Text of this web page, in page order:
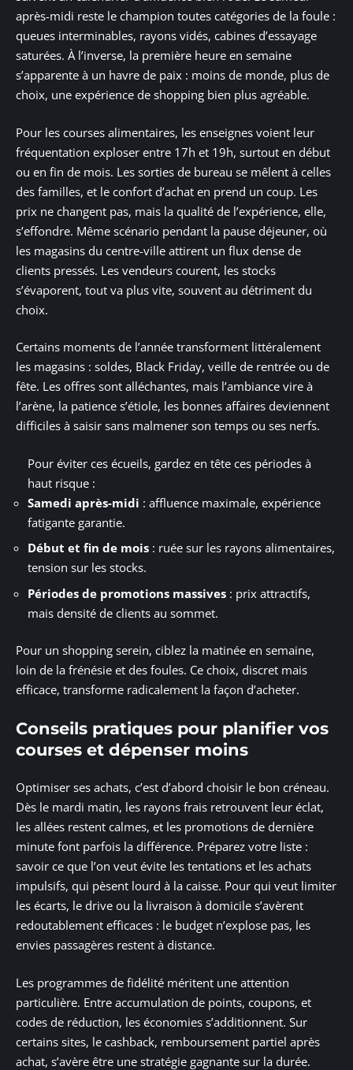
après-midi reste le champion toutes catégories de la foule :
queues interminables, rayons vidés, cabines d’essayage
saturées. À l’inverse, la première heure en semaine
s’apparente à un havre de paix : moins de monde, plus de
choix, une expérience de shopping bien plus agréable.
Pour les courses alimentaires, les enseignes voient leur
fréquentation exploser entre 17h et 19h, surtout en début
ou en fin de mois. Les sorties de bureau se mêlent à celles
des familles, et le confort d’achat en prend un coup. Les
prix ne changent pas, mais la qualité de l’expérience, elle,
s’effondre. Même scénario pendant la pause déjeuner, où
les magasins du centre-ville attirent un flux dense de
clients pressés. Les vendeurs courent, les stocks
s’évaporent, tout va plus vite, souvent au détriment du
choix.
Certains moments de l’année transforment littéralement
les magasins : soldes, Black Friday, veille de rentrée ou de
fête. Les offres sont alléchantes, mais l’ambiance vire à
l’arène, la patience s’étiole, les bonnes affaires deviennent
difficiles à saisir sans malmener son temps ou ses nerfs.
Pour éviter ces écueils, gardez en tête ces périodes à
haut risque :
Samedi après-midi : affluence maximale, expérience
fatigante garantie.
Début et fin de mois : ruée sur les rayons alimentaires,
tension sur les stocks.
Périodes de promotions massives : prix attractifs,
mais densité de clients au sommet.
Pour un shopping serein, ciblez la matinée en semaine,
loin de la frénésie et des foules. Ce choix, discret mais
efficace, transforme radicalement la façon d’acheter.
Conseils pratiques pour planifier vos
courses et dépenser moins
Optimiser ses achats, c’est d’abord choisir le bon créneau.
Dès le mardi matin, les rayons frais retrouvent leur éclat,
les allées restent calmes, et les promotions de dernière
minute font parfois la différence. Préparez votre liste :
savoir ce que l’on veut évite les tentations et les achats
impulsifs, qui pèsent lourd à la caisse. Pour qui veut limiter
les écarts, le drive ou la livraison à domicile s’avèrent
redoutablement efficaces : le budget n’explose pas, les
envies passagères restent à distance.
Les programmes de fidélité méritent une attention
particulière. Entre accumulation de points, coupons, et
codes de réduction, les économies s’additionnent. Sur
certains sites, le cashback, remboursement partiel après
achat, s’avère être une stratégie gagnante sur la durée.